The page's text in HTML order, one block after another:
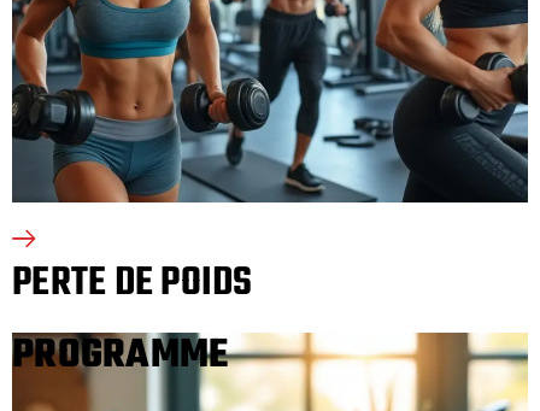
PERTE DE POIDS
PROGRAMME